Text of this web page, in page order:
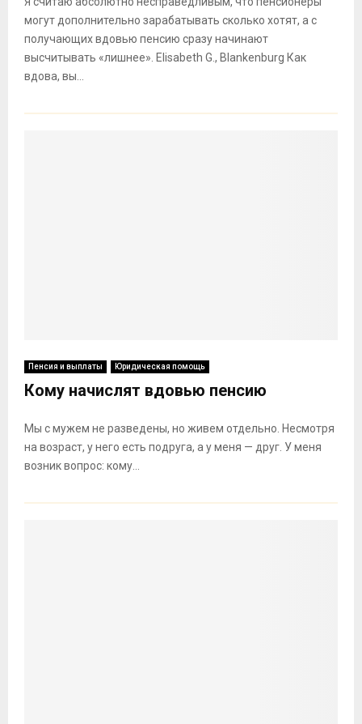
могут дополнительно зарабатывать сколько хотят, а с
получающих вдовью пенсию сразу начинают
высчитывать «лишнее». Elisabeth G., Blankenburg Как
вдова, вы...
Пенсия и выплаты Юридическая помощь
Кому начислят вдовью пенсию
Мы с мужем не разведены, но живем отдельно. Несмотря
на возраст, у него есть подруга, а у меня — друг. У меня
возник вопрос: кому...